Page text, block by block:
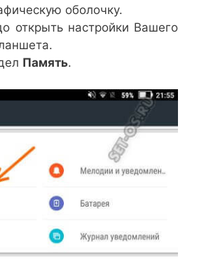
оболочку.
открыть настройки Вашего
Память.